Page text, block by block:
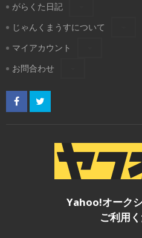
がらくた日記
じゃんくまうすについて
マイアカウント
お問合わせ
Yahoo!オーク
ご利用